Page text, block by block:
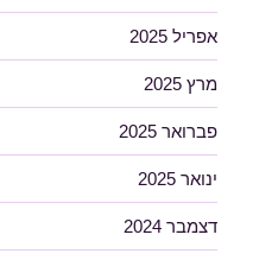
אפריל 2025
מרץ 2025
פברואר 2025
ינואר 2025
דצמבר 2024